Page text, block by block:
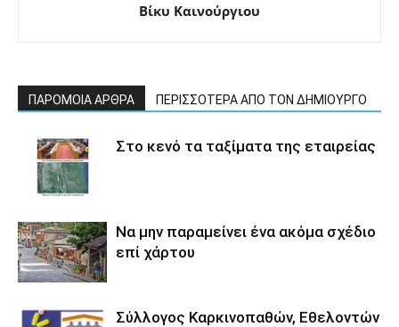
Βίκυ Καινούργιου
ΠΑΡΟΜΟΙΑ ΑΡΘΡΑ ΠΕΡΙΣΣΟΤΕΡΑ ΑΠΟ ΤΟΝ ΔΗΜΙΟΥΡΓΟ
Στο κενό τα ταξίματα της εταιρείας
Να μην παραμείνει ένα ακόμα σχέδιο
επί χάρτου
Σύλλογος Καρκινοπαθών, Εθελοντών